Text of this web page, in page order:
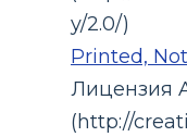
y/2.0/)
Printed,
Лицензия
(http://